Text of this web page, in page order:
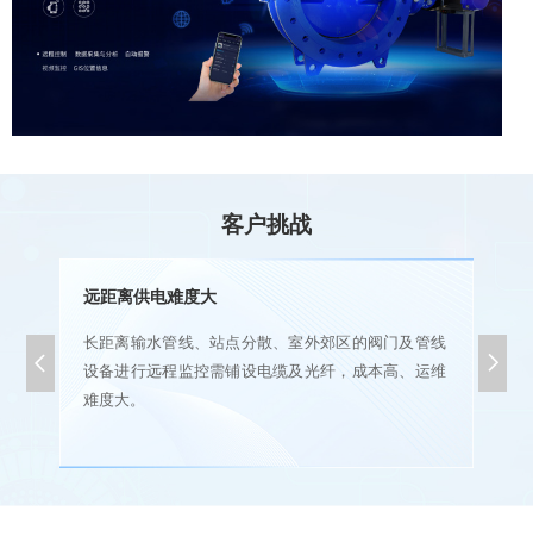
客户挑战
远距离供电难度大
长距离输水管线、站点分散、室外郊区的阀门及管线
设备进行远程监控需铺设电缆及光纤，成本高、运维
难度大。

